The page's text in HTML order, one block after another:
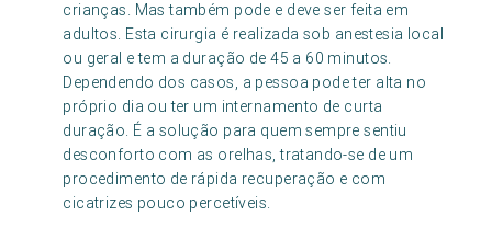
crianças. Mas também pode e deve ser feita em
adultos. Esta cirurgia é realizada sob anestesia local
ou geral e tem a duração de 45 a 60 minutos.
Dependendo dos casos, a pessoa pode ter alta no
próprio dia ou ter um internamento de curta
duração. É a solução para quem sempre sentiu
desconforto com as orelhas, tratando-se de um
procedimento de rápida recuperação e com
cicatrizes pouco percetíveis.